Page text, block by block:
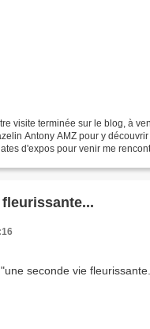
visite terminée sur le blog, à
Antony AMZ pour y
d'expos pour venir me